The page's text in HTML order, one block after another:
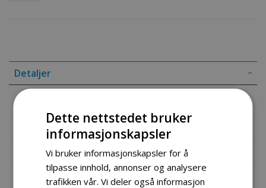
Detaljer
Luftfilter 11 hk snøfreser
Mer informasjon
Produktomtaler
Fil vedlegg
Dette nettstedet bruker
informasjonskapsler
Vi bruker informasjonskapsler for å
tilpasse innhold, annonser og analysere
trafikken vår. Vi deler også informasjon